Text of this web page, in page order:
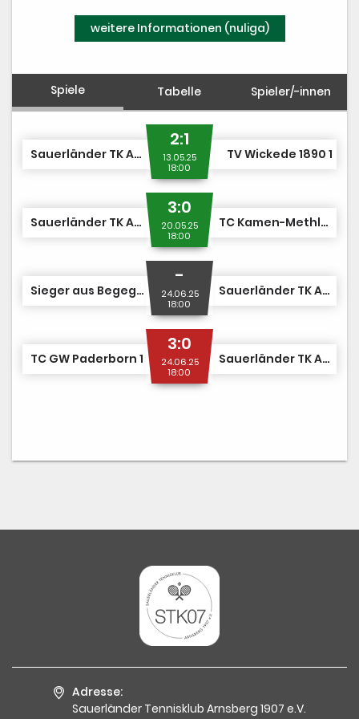
weitere Informationen (nuliga)
Spiele Tabelle Spieler/-innen
Sauerländer TK Arnsberg 1907 1
2:1
13.05.25
18:00
TV Wickede 1890 1
Sauerländer TK Arnsberg 1907 1
3:0
20.05.25
18:00
TC Kamen-Methler 1
Sieger aus Begegnung Nr. 21
-
24.06.25
18:00
Sauerländer TK Arnsberg 1907 1
TC GW Paderborn 1
3:0
24.06.25
18:00
Sauerländer TK Arnsberg 1907 1
Adresse:
Sauerländer Tennisklub Arnsberg 1907 e.V.